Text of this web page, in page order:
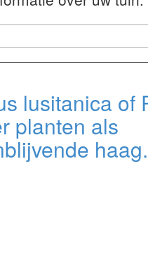
lusitanica of
planten als
haag.